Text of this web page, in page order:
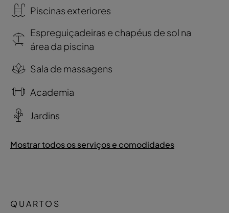
Piscinas exteriores
Espreguiçadeiras e chapéus de sol na
área da piscina
Sala de massagens
Academia
Jardins
Mostrar todos os serviços e comodidades
QUARTOS